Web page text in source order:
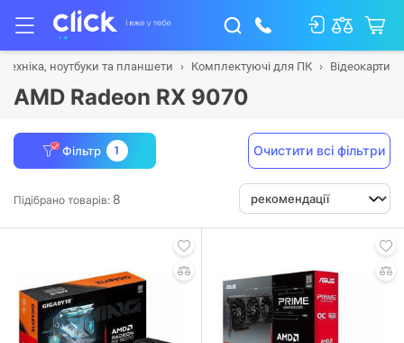
ноутбуки та планшети Комплектуючі для ПК Відеокарти
AMD Radeon RX 9070
Фільтр 1 Очистити всі фільтри
Підібрано товарів: 8